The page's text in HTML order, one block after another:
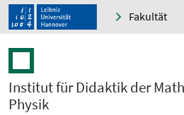
Fakultät
Institut für Didaktik der
Physik